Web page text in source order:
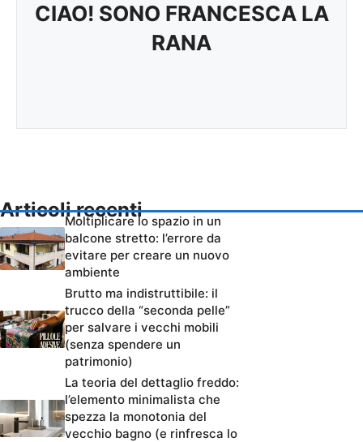
CIAO! SONO FRANCESCA LA
RANA
Articoli recenti
Moltiplicare lo spazio in un
balcone stretto: l’errore da
evitare per creare un nuovo
ambiente
Brutto ma indistruttibile: il
trucco della “seconda pelle”
per salvare i vecchi mobili
(senza spendere un
patrimonio)
La teoria del dettaglio freddo:
l’elemento minimalista che
spezza la monotonia del
vecchio bagno (e rinfresca lo